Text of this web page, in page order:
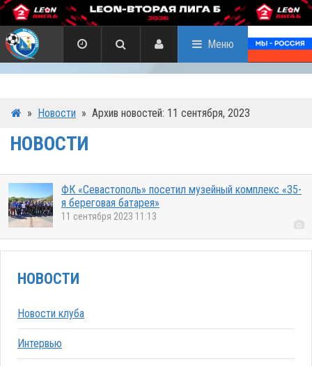
Меню
» Новости » Архив новостей: 11 сентября, 2023
НОВОСТИ
ФК «Севастополь» посетил музейный комплекс «35-
я береговая батарея»
11 сентября 2023 11:13
НОВОСТИ
Новости клуба
Интервью